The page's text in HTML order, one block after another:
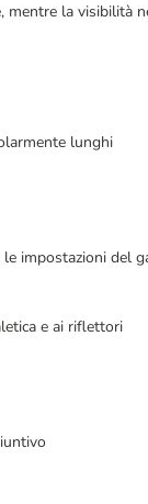
mentre la visibilità
lunghi
impostazioni del
e ai riflettori